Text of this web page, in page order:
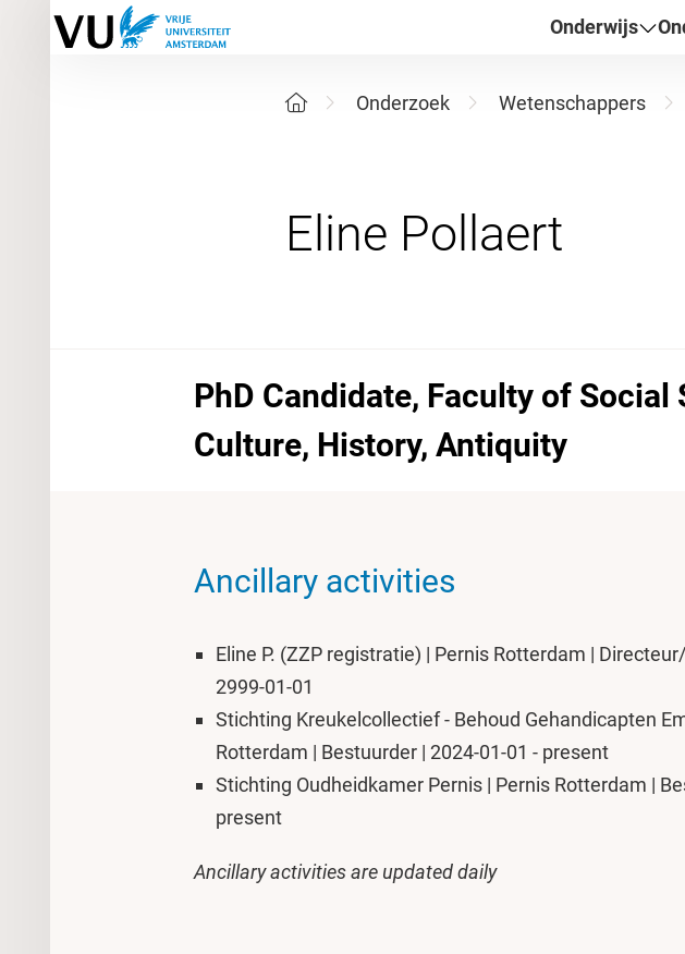
Onderwijs
Onderzoek Wetenschappers
PhD Candidate, Faculty of
Culture, History, Antiquity
Ancillary activities
Eline P. (ZZP registratie) | Pernis Rotterdam |
2999-01-01
Stichting Kreukelcollectief - Behoud Gehandicapten
Rotterdam | Bestuurder | 2024-01-01 - present
Stichting Oudheidkamer Pernis | Pernis Rotterdam |
present
Ancillary activities are updated daily